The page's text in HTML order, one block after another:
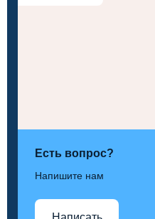
Есть вопрос?
Напишите нам